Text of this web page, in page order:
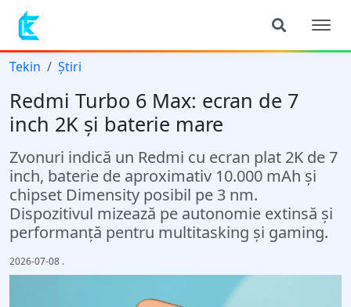
Tekin Știri
Redmi Turbo 6 Max: ecran de 7
inch 2K și baterie mare
Zvonuri indică un Redmi cu ecran plat 2K de 7
inch, baterie de aproximativ 10.000 mAh și
chipset Dimensity posibil pe 3 nm.
Dispozitivul mizează pe autonomie extinsă și
performanță pentru multitasking și gaming.
2026-07-08 .